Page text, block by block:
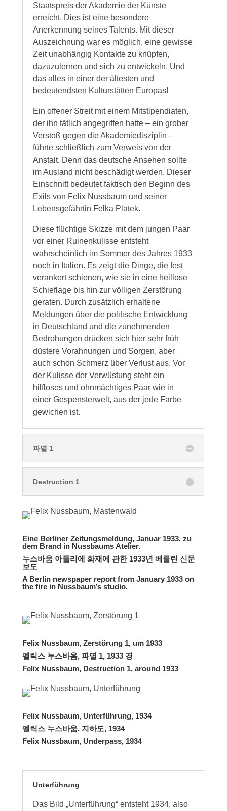
Staatspreis der Akademie der Künste
erreicht. Dies ist eine besondere
Anerkennung seines Talents. Mit dieser
Auszeichnung war es möglich, eine gewisse
Zeit unabhängig Kontakte zu knüpfen,
dazuzulernen und sich zu entwickeln. Und
das alles in einer der ältesten und
bedeutendsten Kulturstätten Europas!
Ein offener Streit mit einem Mitstipendiaten,
der ihn tätlich angegriffen hatte – ein grober
Verstoß gegen die Akademiedisziplin –
führte schließlich zum Verweis von der
Anstalt. Denn das deutsche Ansehen sollte
im Ausland nicht beschädigt werden. Dieser
Einschnitt bedeutet faktisch den Beginn des
Exils von Felix Nussbaum und seiner
Lebensgefährtin Felka Platek.
Diese flüchtige Skizze mit dem jungen Paar
vor einer Ruinenkulisse entsteht
wahrscheinlich im Sommer des Jahres 1933
noch in Italien. Es zeigt die Dinge, die fest
verankert schienen, wie sie in eine heillose
Schieflage bis hin zur völligen Zerstörung
geraten. Durch zusätzlich erhaltene
Meldungen über die politische Entwicklung
in Deutschland und die zunehmenden
Bedrohungen drücken sich hier sehr früh
düstere Vorahnungen und Sorgen, aber
auch schon Schmerz über Verlust aus. Vor
der Kulisse der Verwüstung steht ein
hilfloses und ohnmächtiges Paar wie in
einer Gespensterwelt, aus der jede Farbe
gewichen ist.
파멸 1
Destruction 1
Eine Berliner Zeitungsmeldung, Januar 1933, zu
dem Brand in Nussbaums Atelier.
누스바움 아틀리에 화재에 관한 1933년 베를린 신문
보도
A Berlin newspaper report from January 1933 on
the fire in Nussbaum’s studio.
Felix Nussbaum, Zerstörung 1, um 1933
펠릭스 누스바움, 파멸 1, 1933 경
Felix Nussbaum, Destruction 1, around 1933
Felix Nussbaum, Unterführung, 1934
펠릭스 누스바움, 지하도, 1934
Felix Nussbaum, Underpass, 1934
Unterführung
Das Bild „Unterführung“ entsteht 1934, also